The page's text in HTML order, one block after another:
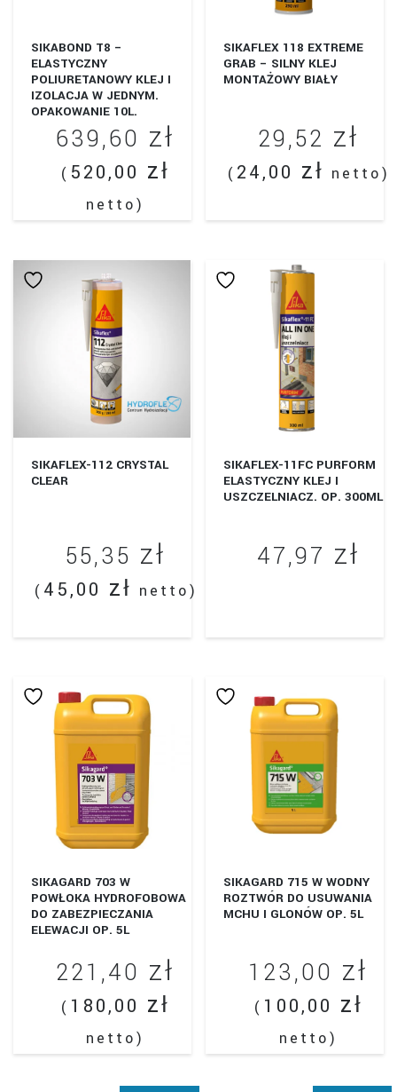
SIKABOND T8 –
ELASTYCZNY
POLIURETANOWY KLEJ I
IZOLACJA W JEDNYM.
OPAKOWANIE 10L.
639,60 zł
( 520,00 zł
netto)
SIKAFLEX 118 EXTREME
GRAB – SILNY KLEJ
MONTAŻOWY BIAŁY
29,52 zł
( 24,00 zł netto)
SIKAFLEX-112 CRYSTAL
CLEAR
55,35 zł
( 45,00 zł netto)
SIKAFLEX-11FC PURFORM
ELASTYCZNY KLEJ I
USZCZELNIACZ. OP. 300ML
47,97 zł
ma
wariantów.
wybrać
stronie
SIKAGARD 703 W
POWŁOKA HYDROFOBOWA
DO ZABEZPIECZANIA
ELEWACJI OP. 5L
221,40 zł
( 180,00 zł
netto)
SIKAGARD 715 W WODNY
ROZTWÓR DO USUWANIA
MCHU I GLONÓW OP. 5L
123,00 zł
( 100,00 zł
netto)